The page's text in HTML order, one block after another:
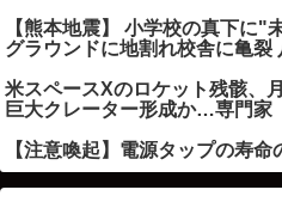
【熊本地震】 小学校の真下に"
グラウンドに地割れ校舎に亀裂
米スペースXのロケット残骸、
巨大クレーター形成か…専門家
【注意喚起】電源タップの寿